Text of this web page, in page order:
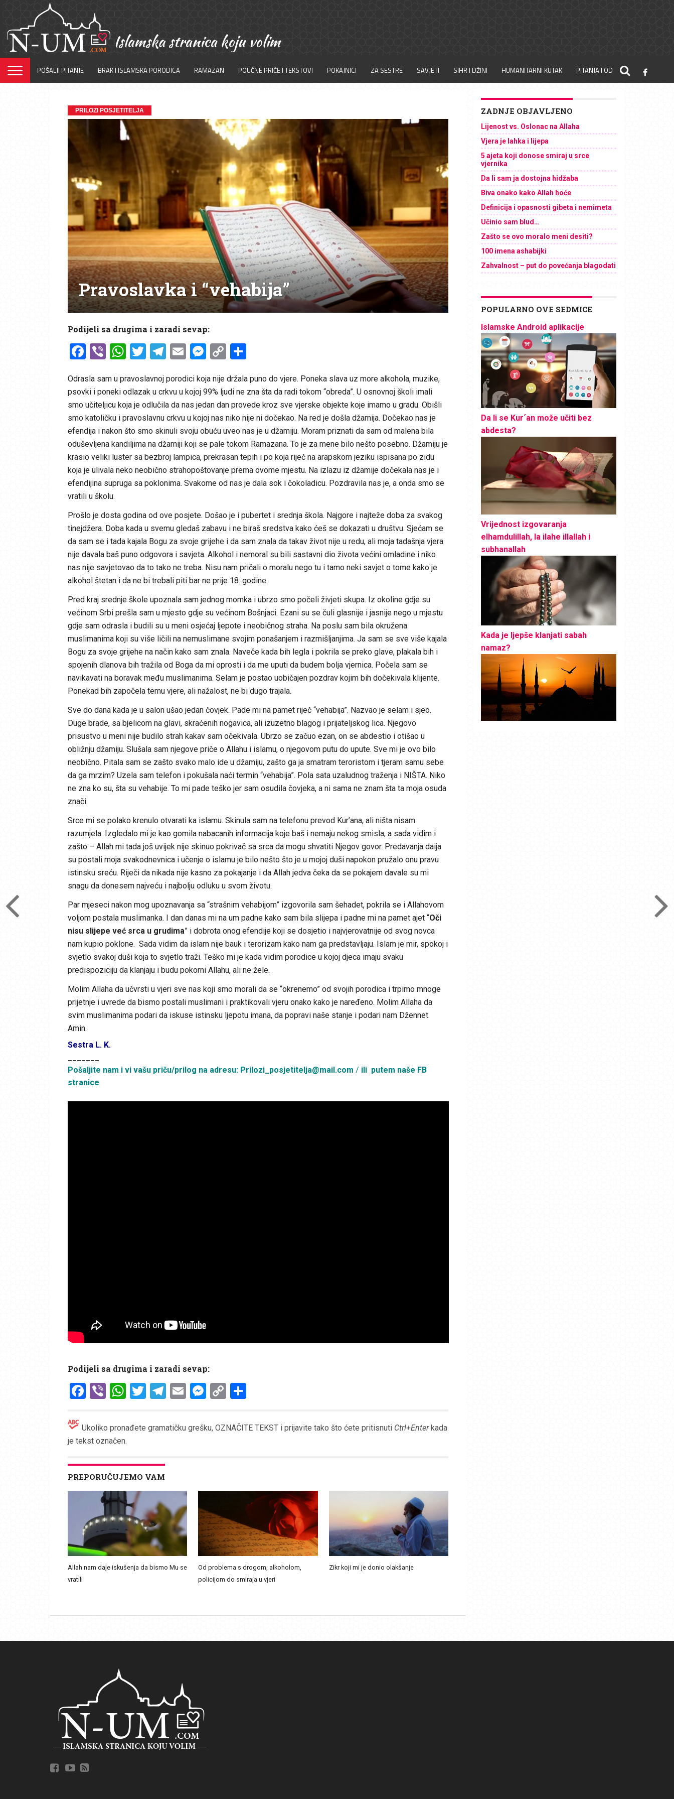
POŠALJI PITANJE BRAK I ISLAMSKA PORODICA RAMAZAN POUČNE PRIČE I TEKSTOVI POKAJNICI ZA SESTRE SAVJETI SIHR I DŽINI HUMANITARNI KUTAK PITANJA I ODGOVORI
PRILOZI POSJETITELJA
Pravoslavka i “vehabija”
Podijeli sa drugima i zaradi sevap:
Facebook
ViberWhatsApp
Twitter
Telegram
EmailMessenger
CopyShare
Odrasla sam u pravoslavnoj porodici koja nije držala puno do vjere. Poneka slava uz more alkohola, muzike,
psovki i poneki odlazak u crkvu u kojoj 99% ljudi ne zna šta da radi tokom “obreda”. U osnovnoj školi imali
smo učiteljicu koja je odlučila da nas jedan dan provede kroz sve vjerske objekte koje imamo u gradu. Obišli
smo katoličku i pravoslavnu crkvu u kojoj nas niko nije ni dočekao. Na red je došla džamija. Dočekao nas je
efendija i nakon što smo skinuli svoju obuću uveo nas je u džamiju. Moram priznati da sam od malena bila
oduševljena kandiljima na džamiji koji se pale tokom Ramazana. To je za mene bilo nešto posebno. Džamiju je
krasio veliki luster sa bezbroj lampica, prekrasan tepih i po koja riječ na arapskom jeziku ispisana po zidu
koja je ulivala neko neobično strahopoštovanje prema ovome mjestu. Na izlazu iz džamije dočekala nas je i
efendijina supruga sa poklonima. Svakome od nas je dala sok i čokoladicu. Pozdravila nas je, a onda smo se
vratili u školu.
Prošlo je dosta godina od ove posjete. Došao je i pubertet i srednja škola. Najgore i najteže doba za svakog
tinejdžera. Doba kada u svemu gledaš zabavu i ne biraš sredstva kako ćeš se dokazati u društvu. Sjećam se
da sam se i tada kajala Bogu za svoje grijehe i da sam znala da takav život nije u redu, ali moja tadašnja vjera
nije davala baš puno odgovora i savjeta. Alkohol i nemoral su bili sastavni dio života većini omladine i niko
nas nije savjetovao da to tako ne treba. Nisu nam pričali o moralu nego tu i tamo neki savjet o tome kako je
alkohol štetan i da ne bi trebali piti bar ne prije 18. godine.
Pred kraj srednje škole upoznala sam jednog momka i ubrzo smo počeli živjeti skupa. Iz okoline gdje su
većinom Srbi prešla sam u mjesto gdje su većinom Bošnjaci. Ezani su se čuli glasnije i jasnije nego u mjestu
gdje sam odrasla i budili su u meni osjećaj ljepote i neobičnog straha. Na poslu sam bila okružena
muslimanima koji su više ličili na nemuslimane svojim ponašanjem i razmišljanjima. Ja sam se sve više kajala
Bogu za svoje grijehe na način kako sam znala. Naveče kada bih legla i pokrila se preko glave, plakala bih i
spojenih dlanova bih tražila od Boga da mi oprosti i da me uputi da budem bolja vjernica. Počela sam se
navikavati na boravak među muslimanima. Selam je postao uobičajen pozdrav kojim bih dočekivala klijente.
Ponekad bih započela temu vjere, ali nažalost, ne bi dugo trajala.
Sve do dana kada je u salon ušao jedan čovjek. Pade mi na pamet riječ “vehabija”. Nazvao je selam i sjeo.
Duge brade, sa bjelicom na glavi, skraćenih nogavica, ali izuzetno blagog i prijateljskog lica. Njegovo
prisustvo u meni nije budilo strah kakav sam očekivala. Ubrzo se začuo ezan, on se abdestio i otišao u
obližnju džamiju. Slušala sam njegove priče o Allahu i islamu, o njegovom putu do upute. Sve mi je ovo bilo
neobično. Pitala sam se zašto svako malo ide u džamiju, zašto ga ja smatram teroristom i tjeram samu sebe
da ga mrzim? Uzela sam telefon i pokušala naći termin “vehabija”. Pola sata uzaludnog traženja i NIŠTA. Niko
ne zna ko su, šta su vehabije. To mi pade teško jer sam osudila čovjeka, a ni sama ne znam šta ta moja osuda
znači.
Srce mi se polako krenulo otvarati ka islamu. Skinula sam na telefonu prevod Kur’ana, ali ništa nisam
razumjela. Izgledalo mi je kao gomila nabacanih informacija koje baš i nemaju nekog smisla, a sada vidim i
zašto – Allah mi tada još uvijek nije skinuo pokrivač sa srca da mogu shvatiti Njegov govor. Predavanja daija
su postali moja svakodnevnica i učenje o islamu je bilo nešto što je u mojoj duši napokon pružalo onu pravu
istinsku sreću. Riječi da nikada nije kasno za pokajanje i da Allah jedva čeka da se pokajem davale su mi
snagu da donesem najveću i najbolju odluku u svom životu.
Par mjeseci nakon mog upoznavanja sa “strašnim vehabijom” izgovorila sam šehadet, pokrila se i Allahovom
voljom postala muslimanka. I dan danas mi na um padne kako sam bila slijepa i padne mi na pamet ajet “Oči
nisu slijepe već srca u grudima” i dobrota onog efendije koji se dosjetio i najvjerovatnije od svog novca
nam kupio poklone. Sada vidim da islam nije bauk i terorizam kako nam ga predstavljaju. Islam je mir, spokoj i
svjetlo svakoj duši koja to svjetlo traži. Teško mi je kada vidim porodice u kojoj djeca imaju svaku
predispoziciju da klanjaju i budu pokorni Allahu, ali ne žele.
Molim Allaha da učvrsti u vjeri sve nas koji smo morali da se “okrenemo” od svojih porodica i trpimo mnoge
prijetnje i uvrede da bismo postali muslimani i praktikovali vjeru onako kako je naređeno. Molim Allaha da
svim muslimanima podari da iskuse istinsku ljepotu imana, da popravi naše stanje i podari nam Džennet.
Amin.
Sestra L. K.
Pošaljite nam i vi vašu priču/prilog na adresu: Prilozi_posjetitelja@mail.com / ili putem naše FB
stranice
Podijeli sa drugima i zaradi sevap:
Facebook
ViberWhatsApp
Twitter
Telegram
EmailMessenger
CopyShare
Ukoliko pronađete gramatičku grešku, OZNAČITE TEKST i prijavite tako što ćete pritisnuti Ctrl+Enterkada
je tekst označen.
PREPORUČUJEMO VAM
Allah nam daje iskušenja da bismo Mu se
vratili
Od problema s drogom, alkoholom,
policijom do smiraja u vjeri
Zikr koji mi je donio olakšanje
ZADNJE OBJAVLJENO
Lijenost vs. Oslonac na Allaha
Vjera je lahka i lijepa
5 ajeta koji donose smiraj u srce
vjernika
Da li sam ja dostojna hidžaba
Biva onako kako Allah hoće
Definicija i opasnosti gibeta i nemimeta
Učinio sam blud…
Zašto se ovo moralo meni desiti?
100 imena ashabijki
Zahvalnost – put do povećanja blagodati
POPULARNO OVE SEDMICE
Islamske Android aplikacije
Da li se Kur´an može učiti bez
abdesta?
Vrijednost izgovaranja
elhamdulillah, la ilahe illallah i
subhanallah
Kada je ljepše klanjati sabah
namaz?